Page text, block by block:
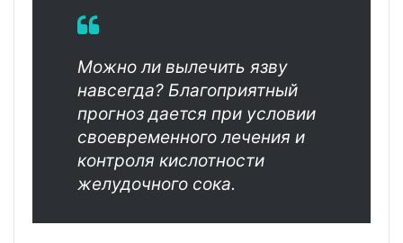
Можно ли вылечить язву
навсегда? Благоприятный
прогноз дается при условии
своевременного лечения и
контроля кислотности
желудочного сока.